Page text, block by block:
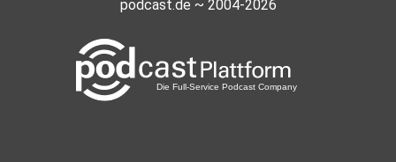
podcast.de ~ 2004-2026